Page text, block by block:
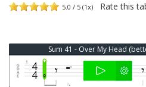
5.0 / 5 (1x) Rate this
Sum 41 - Over My Head